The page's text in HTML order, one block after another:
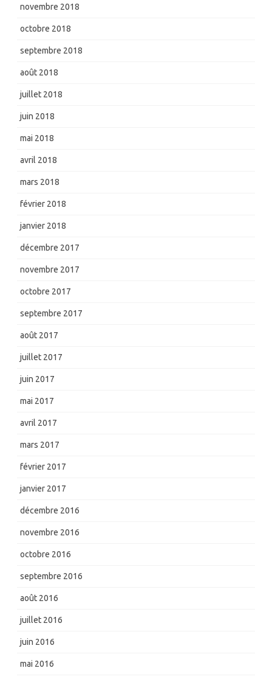
novembre 2018
octobre 2018
septembre 2018
août 2018
juillet 2018
juin 2018
mai 2018
avril 2018
mars 2018
février 2018
janvier 2018
décembre 2017
novembre 2017
octobre 2017
septembre 2017
août 2017
juillet 2017
juin 2017
mai 2017
avril 2017
mars 2017
février 2017
janvier 2017
décembre 2016
novembre 2016
octobre 2016
septembre 2016
août 2016
juillet 2016
juin 2016
mai 2016